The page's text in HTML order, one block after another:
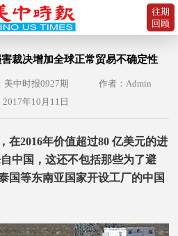
往期
回顾
裁决增加全球正常贸易不确定性
美中时报0927期
作者：Admin
2017年10月11日
2016年价值超过80 亿美元的进
中国，这还不包括那些为了避
国等东南亚国家开设工厂的中国